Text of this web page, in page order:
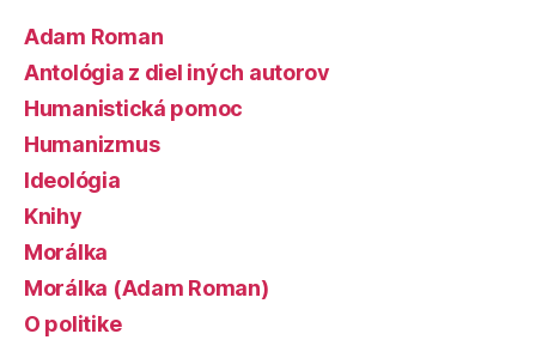
Adam Roman
Antológia z diel iných autorov
Humanistická pomoc
Humanizmus
Ideológia
Knihy
Morálka
Morálka (Adam Roman)
O politike